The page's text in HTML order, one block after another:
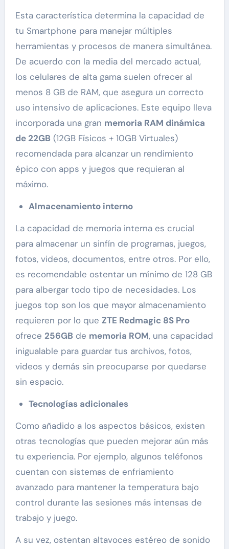
Esta característica determina la capacidad de
tu Smartphone para manejar múltiples
herramientas y procesos de manera simultánea.
De acuerdo con la media del mercado actual,
los celulares de alta gama suelen ofrecer al
menos 8 GB de RAM, que asegura un correcto
uso intensivo de aplicaciones. Este equipo lleva
incorporada una gran memoria RAM dinámica
de 22GB (12GB Físicos + 10GB Virtuales)
recomendada para alcanzar un rendimiento
épico con apps y juegos que requieran al
máximo.
Almacenamiento interno
La capacidad de memoria interna es crucial
para almacenar un sinfín de programas, juegos,
fotos, videos, documentos, entre otros. Por ello,
es recomendable ostentar un mínimo de 128 GB
para albergar todo tipo de necesidades. Los
juegos top son los que mayor almacenamiento
requieren por lo que ZTE Redmagic 8S Pro
ofrece 256GB de memoria ROM, una capacidad
inigualable para guardar tus archivos, fotos,
videos y demás sin preocuparse por quedarse
sin espacio.
Tecnologías adicionales
Como añadido a los aspectos básicos, existen
otras tecnologías que pueden mejorar aún más
tu experiencia. Por ejemplo, algunos teléfonos
cuentan con sistemas de enfriamiento
avanzado para mantener la temperatura bajo
control durante las sesiones más intensas de
trabajo y juego.
A su vez, ostentan altavoces estéreo de sonido